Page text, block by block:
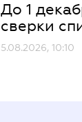
До 1
сверки
5.08.2026, 10:10